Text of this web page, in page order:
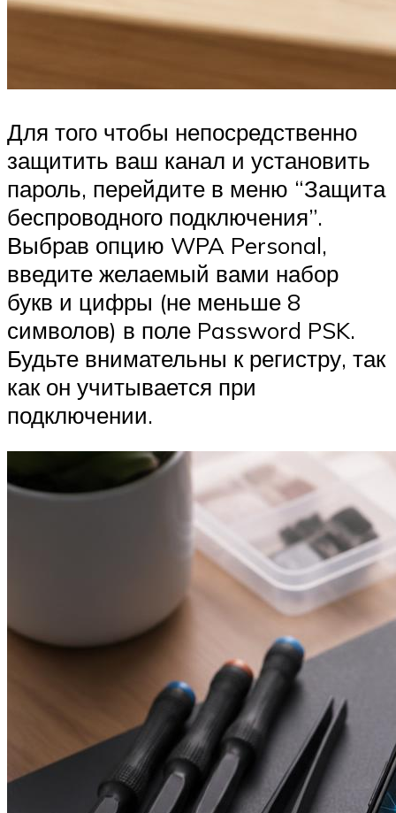
Для того чтобы непосредственно
защитить ваш канал и установить
пароль, перейдите в меню “Защита
беспроводного подключения”.
Выбрав опцию WPA Personal,
введите желаемый вами набор
букв и цифры (не меньше 8
символов) в поле Password PSK.
Будьте внимательны к регистру, так
как он учитывается при
подключении.